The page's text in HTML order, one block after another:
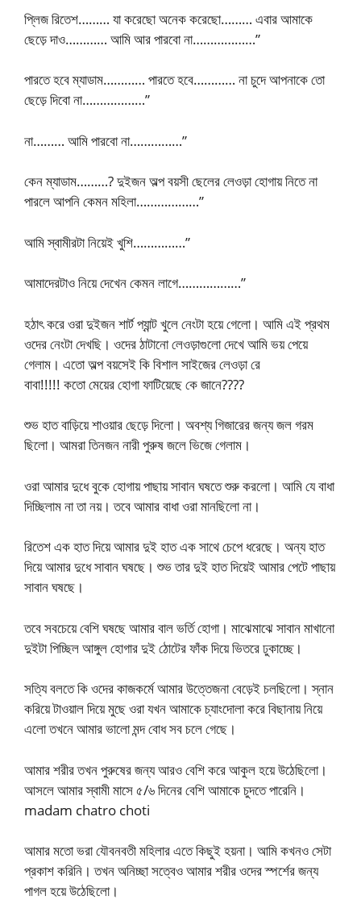
প্লিজ রিতেশ……… যা করেছো অনেক করেছো……… এবার আমাকে
ছেড়ে দাও………… আমি আর পারবো না………………”
পারতে হবে ম্যাডাম………… পারতে হবে………… না চুদে আপনাকে তো
ছেড়ে দিবো না………………”
না……… আমি পারবো না……………”
কেন ম্যাডাম………? দুইজন অল্প বয়সী ছেলের লেওড়া হোগায় নিতে না
পারলে আপনি কেমন মহিলা………………”
আমি স্বামীরটা নিয়েই খুশি……………”
আমাদেরটাও নিয়ে দেখেন কেমন লাগে………………”
হঠাৎ করে ওরা দুইজন শার্ট প্যান্ট খুলে নেংটা হয়ে গেলো। আমি এই প্রথম
ওদের নেংটা দেখছি। ওদের ঠাটানো লেওড়াগুলো দেখে আমি ভয় পেয়ে
গেলাম। এতো অল্প বয়সেই কি বিশাল সাইজের লেওড়া রে
বাবা!!!!! কতো মেয়ের হোগা ফাটিয়েছে কে জানে????
শুভ হাত বাড়িয়ে শাওয়ার ছেড়ে দিলো। অবশ্য গিজারের জন্য জল গরম
ছিলো। আমরা তিনজন নারী পুরুষ জলে ভিজে গেলাম।
ওরা আমার দুধে বুকে হোগায় পাছায় সাবান ঘষতে শুরু করলো। আমি যে বাধা
দিচ্ছিলাম না তা নয়। তবে আমার বাধা ওরা মানছিলো না।
রিতেশ এক হাত দিয়ে আমার দুই হাত এক সাথে চেপে ধরেছে। অন্য হাত
দিয়ে আমার দুধে সাবান ঘষছে। শুভ তার দুই হাত দিয়েই আমার পেটে পাছায়
সাবান ঘষছে।
তবে সবচেয়ে বেশি ঘষছে আমার বাল ভর্তি হোগা। মাঝেমাঝে সাবান মাখানো
দুইটা পিচ্ছিল আঙ্গুল হোগার দুই ঠোটের ফাঁক দিয়ে ভিতরে ঢুকাচ্ছে।
সত্যি বলতে কি ওদের কাজকর্মে আমার উত্তেজনা বেড়েই চলছিলো। স্নান
করিয়ে টাওয়াল দিয়ে মুছে ওরা যখন আমাকে চ্যাংদোলা করে বিছানায় নিয়ে
এলো তখনে আমার ভালো মন্দ বোধ সব চলে গেছে।
আমার শরীর তখন পুরুষের জন্য আরও বেশি করে আকুল হয়ে উঠেছিলো।
আসলে আমার স্বামী মাসে ৫/৬ দিনের বেশি আমাকে চুদতে পারেনি।
madam chatro choti
আমার মতো ভরা যৌবনবতী মহিলার এতে কিছুই হয়না। আমি কখনও সেটা
প্রকাশ করিনি। তখন অনিচ্ছা সত্বেও আমার শরীর ওদের স্পর্শের জন্য
পাগল হয়ে উঠেছিলো।